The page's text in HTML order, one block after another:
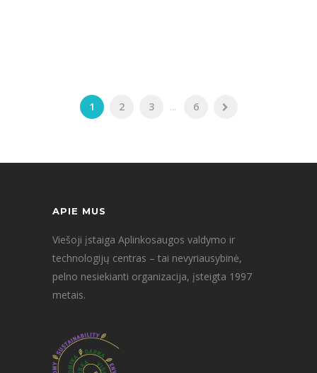
1 2 3 ... 6
APIE MUS
Viešoji įstaiga Aplinkosaugos valdymo ir
technologijų centras – tai nevyriausybinė,
pelno nesiekianti organizacija, įsteigta 1997
metais.